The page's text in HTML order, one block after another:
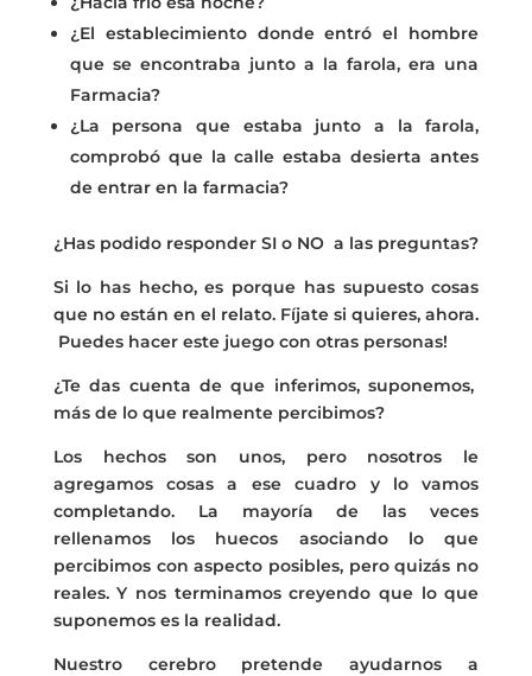
¿El establecimiento donde entró el hombre
que se encontraba junto a la farola, era una
Farmacia?
¿La persona que estaba junto a la farola,
comprobó que la calle estaba desierta antes
de entrar en la farmacia?
¿Has podido responder SI o NO a las preguntas?
Si lo has hecho, es porque has supuesto cosas
que no están en el relato. Fíjate si quieres, ahora.
Puedes hacer este juego con otras personas!
¿Te das cuenta de que inferimos, suponemos,
más de lo que realmente percibimos?
Los hechos son unos, pero nosotros le
agregamos cosas a ese cuadro y lo vamos
completando. La mayoría de las veces
rellenamos los huecos asociando lo que
percibimos con aspecto posibles, pero quizás no
reales. Y nos terminamos creyendo que lo que
suponemos es la realidad.
Nuestro cerebro pretende ayudarnos a